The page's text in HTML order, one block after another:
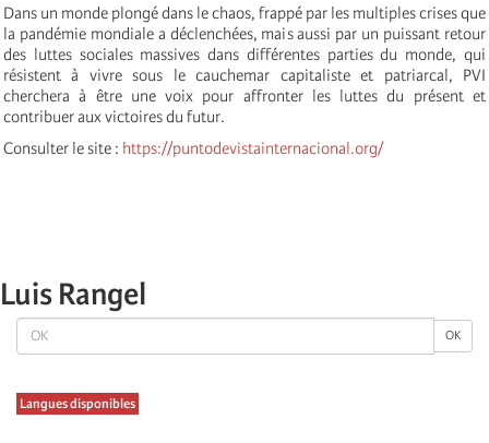
OK OK
Langues disponibles
Dans un monde plongé dans le chaos, frappé par les multiples crises que
la pandémie mondiale a déclenchées, mais aussi par un puissant retour
des luttes sociales massives dans différentes parties du monde, qui
résistent à vivre sous le cauchemar capitaliste et patriarcal, PVI
cherchera à être une voix pour affronter les luttes du présent et
contribuer aux victoires du futur.
Consulter le site : https://puntodevistainternacional.org/
Luis Rangel